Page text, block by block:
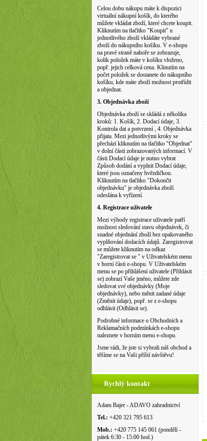
Celou dobu nákupu máte k dispozici
virtuální nákupní košík, do kterého
můžete vkládat zboží, které chcete koupit.
Kliknutím na tlačítko "Koupit" u
jednotlivého zboží vkládáte vybrané
zboží do nákupního košíku. V e-shopu
na pravé straně nahoře se zobrazuje,
kolik položek máte v košíku vloženo,
popř. jejich celková cena. Klinutím na
počet položek se dostanete do nákupního
košíku, kde máte zboží možnost protřídit
a objednat.
3. Objednávka zboží
Objednávka zboží se skládá z několika
kroků: 1. Košík, 2. Dodací údaje, 3.
Kontrola dat a potvrzení , 4. Objednávka
přijata. Mezi jednotlivými kroky se
přechází kliknutím na tlačítko "Objednat"
v dolní části zobrazovaných informací. V
části Dodací údaje je nutno vybrat
Způsob dodání a vyplnit Dodací údaje,
které jsou označeny hvězdičkou.
Kliknutím na tlačítko "Dokončit
objednávku" je objednávka zboží
odeslána k vyřízení.
4. Registrace uživatele
Mezi výhody registrace uživatele patří
možnost sledování stavu objednávek, či
snadné objednání zboží bez opakovaného
vyplňování dodacích údajů. Zaregistrovat
se můžete kliknutím na odkaz
"Zaregistrovat se " v Uživatelském menu
v horní části e-shopu. V Uživatelském
menu se po přihlášení uživatele (Přihlásit
se) zobrazí Vaše jméno, můžete zde
sledovat své objednávky (Moje
objednávky), nebo měnit zadané údaje
(Změnit údaje), popř. se z e-shopu
odhlásit (Odhlásit se).
Podrobné informace o Obchodních a
Reklamačních podmínkách e-shopu
naleznete v horním menu e-shopu.
Jsme rádi, že jste si vybrali náš obchod a
těšíme se na Vaši příští návštěvu!
Rychlý kontakt
Adam Bajer - ADAVO zahradnictví
Tel.: +420 321 795 613
Mob.: +420 775 145 061 (pondělí -
pátek 6:30 - 15:00 hod.)